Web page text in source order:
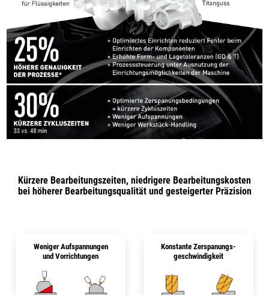
Kürzere Bearbeitungszeiten, niedrigere Bearbeitungskosten
bei höherer Bearbeitungsqualität und gesteigerter Präzision
Weniger Aufspannungen
und Vorrichtungen
Konstante Zerspanungs­
geschwindigkeit